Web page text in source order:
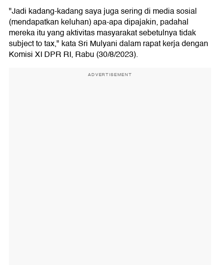
"Jadi kadang-kadang saya juga sering di media sosial
(mendapatkan keluhan) apa-apa dipajakin, padahal
mereka itu yang aktivitas masyarakat sebetulnya tidak
subject to tax," kata Sri Mulyani dalam rapat kerja dengan
Komisi XI DPR RI, Rabu (30/8/2023).
ADVERTISEMENT